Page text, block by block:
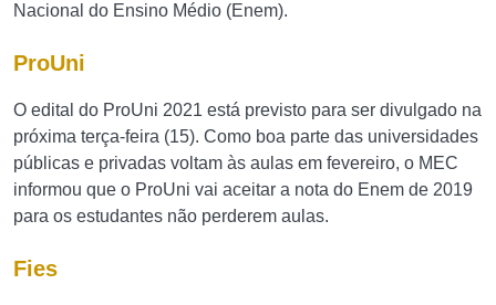
Nacional do Ensino Médio (Enem).
ProUni
O edital do ProUni 2021 está previsto para ser divulgado na
próxima terça-feira (15). Como boa parte das universidades
públicas e privadas voltam às aulas em fevereiro, o MEC
informou que o ProUni vai aceitar a nota do Enem de 2019
para os estudantes não perderem aulas.
Fies